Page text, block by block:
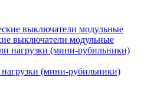
выключатели модульные
(мини-рубильники)